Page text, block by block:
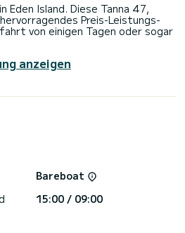
Eden Island. Diese Tanna 47,
Preis-Leistungs-
von einigen Tagen oder sogar
Katamaran werden Sie eine
erleben. Sie können während
nutzen.
Energy über 4 Toiletten
mit durchgehender
Außenbordmotor, USB-
Elektrische Winde,
anzeigen
Bareboat
15:00 / 09:00